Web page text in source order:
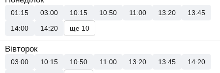
01:15 03:00 10:15 10:50 11:00 13:20
13:45
14:00
14:20 ще 10
Вівторок
03:00 10:15 10:50 11:00 13:20 13:45
14:20